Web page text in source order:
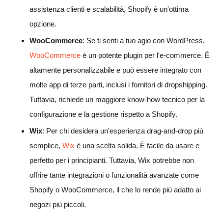
assistenza clienti e scalabilità, Shopify è un'ottima
opzione.
WooCommerce: Se ti senti a tuo agio con WordPress,
WooCommerce è un potente plugin per l'e-commerce. È
altamente personalizzabile e può essere integrato con
molte app di terze parti, inclusi i fornitori di dropshipping.
Tuttavia, richiede un maggiore know-how tecnico per la
configurazione e la gestione rispetto a Shopify.
Wix: Per chi desidera un'esperienza drag-and-drop più
semplice, Wix è una scelta solida. È facile da usare e
perfetto per i principianti. Tuttavia, Wix potrebbe non
offrire tante integrazioni o funzionalità avanzate come
Shopify o WooCommerce, il che lo rende più adatto ai
negozi più piccoli.